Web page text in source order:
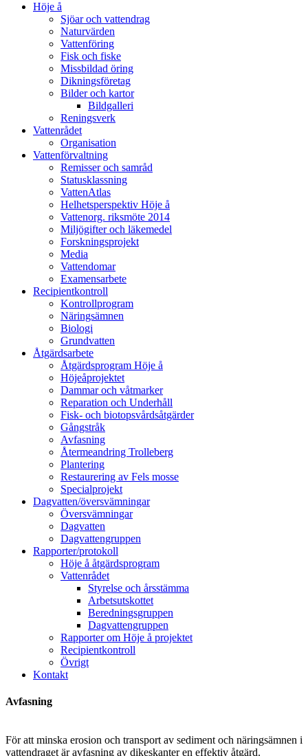
Höje å
Sjöar och vattendrag
Naturvärden
Vattenföring
Fisk och fiske
Missbildad öring
Dikningsföretag
Bilder och kartor
Bildgalleri
Reningsverk
Vattenrådet
Organisation
Vattenförvaltning
Remisser och samråd
Statusklassning
VattenAtlas
Helhetsperspektiv Höje å
Vattenorg. riksmöte 2014
Miljögifter och läkemedel
Forskningsprojekt
Media
Vattendomar
Examensarbete
Recipientkontroll
Kontrollprogram
Näringsämnen
Biologi
Grundvatten
Åtgärdsarbete
Åtgärdsprogram Höje å
Höjeåprojektet
Dammar och våtmarker
Reparation och Underhåll
Fisk- och biotopsvårdsåtgärder
Gångstråk
Avfasning
Återmeandring Trolleberg
Plantering
Restaurering av Fels mosse
Specialprojekt
Dagvatten/översvämningar
Översvämningar
Dagvatten
Dagvattengruppen
Rapporter/protokoll
Höje å åtgärdsprogram
Vattenrådet
Styrelse och årsstämma
Arbetsutskottet
Beredningsgruppen
Dagvattengruppen
Rapporter om Höje å projektet
Recipientkontroll
Övrigt
Kontakt
Avfasning
För att minska erosion och transport av sediment och näringsämnen i
vattendraget är avfasning av dikeskanter en effektiv åtgärd.